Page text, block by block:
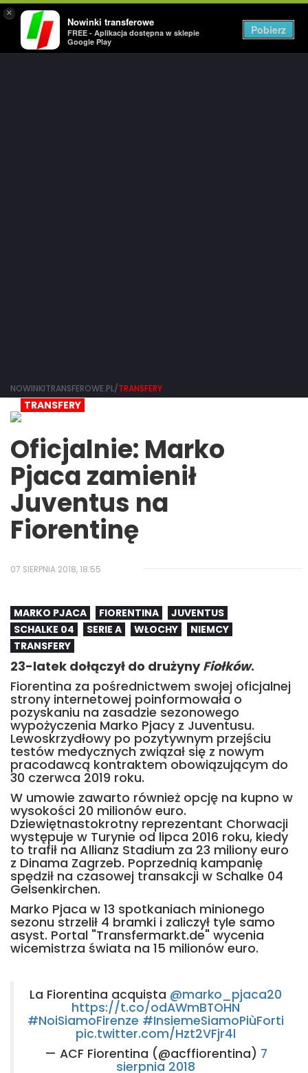
×
Nowinki transferowe
FREE - Aplikacja dostępna w sklepie
Google Play
Pobierz
NOWINKITRANSFEROWE.PL/TRANSFERY
TRANSFERY
Oficjalnie: Marko
Pjaca zamienił
Juventus na
Fiorentinę
07 SIERPNIA 2018, 18:55
MARKO PJACA FIORENTINA
JUVENTUS
SCHALKE 04
SERIE A WŁOCHY
NIEMCY
TRANSFERY
23-latek dołączył do drużynyFiołków.
Fiorentina za pośrednictwem swojej oficjalnej
strony internetowej poinformowała o
pozyskaniu na zasadzie sezonowego
wypożyczenia Marko Pjacy z Juventusu.
Lewoskrzydłowy po pozytywnym przejściu
testów medycznych związał się z nowym
pracodawcą kontraktem obowiązującym do
30 czerwca 2019 roku.
W umowie zawarto również opcję na kupno w
wysokości 20 milionów euro.
Dziewiętnastokrotny reprezentant Chorwacji
występuje w Turynie od lipca 2016 roku, kiedy
to trafił na Allianz Stadium za 23 miliony euro
z Dinama Zagrzeb. Poprzednią kampanię
spędził na czasowej transakcji w Schalke 04
Gelsenkirchen.
Marko Pjaca w 13 spotkaniach minionego
sezonu strzelił 4 bramki i zaliczył tyle samo
asyst. Portal "Transfermarkt.de" wycenia
wicemistrza świata na 15 milionów euro.
La Fiorentina acquista @marko_pjaca20
https://t.co/odAWmBTOHN
#NoiSiamoFirenze #InsiemeSiamoPiùForti
pic.twitter.com/Hzt2VFjr4l
— ACF Fiorentina (@acffiorentina) 7
sierpnia 2018